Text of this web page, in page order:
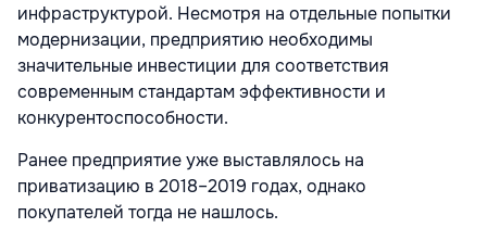
инфраструктурой. Несмотря на отдельные попытки
модернизации, предприятию необходимы
значительные инвестиции для соответствия
современным стандартам эффективности и
конкурентоспособности.
Ранее предприятие уже выставлялось на
приватизацию в 2018–2019 годах, однако
покупателей тогда не нашлось.